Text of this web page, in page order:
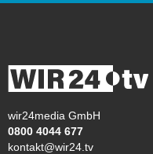
wir24media GmbH
0800 4044 677
kontakt@wir24.tv